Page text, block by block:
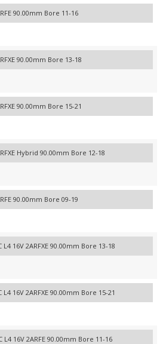
90.00mm Bore 11-16
90.00mm Bore 13-18
90.00mm Bore 15-21
Hybrid 90.00mm Bore 12-18
90.00mm Bore 09-19
L4 16V 2ARFXE 90.00mm Bore 13-18
16V 2ARFXE 90.00mm Bore 15-21
L4 16V 2ARFE 90.00mm Bore 11-16